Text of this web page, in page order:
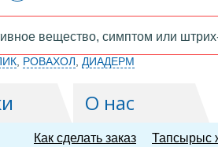
РОВАХОЛ ДИАДЕРМ
О нас
Тапсырыс
Как сделать заказ